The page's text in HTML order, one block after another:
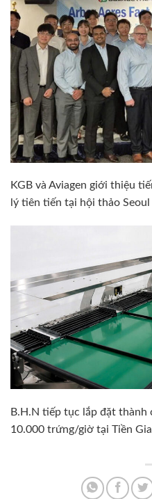
KGB và Aviagen giới thiệu
lý tiên tiến tại hội thảo Seoul
B.H.N tiếp tục lắp đặt thành
10.000 trứng/giờ tại Tiền